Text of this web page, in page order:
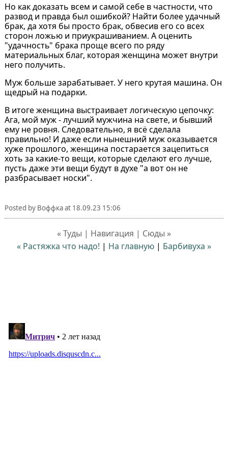
Но как доказать всем и самой себе в частности, что
развод и правда был ошибкой? Найти более удачный
брак, да хотя бы просто брак, обвесив его со всех
сторон ложью и приукрашиванием. А оценить
"удачность" брака проще всего по ряду
материальных благ, которая женщина может внутри
него получить.
Муж больше зарабатывает. У него крутая машина. Он
щедрый на подарки.
В итоге женщина выстраивает логическую цепочку:
Ага, мой муж - лучший мужчина на свете, и бывший
ему не ровня. Следовательно, я всё сделала
правильно! И даже если нынешний муж оказывается
хуже прошлого, женщина постарается зацепиться
хоть за какие-то вещи, которые сделают его лучше,
пусть даже эти вещи будут в духе "а вот он не
разбрасывает носки".
Posted by Воффкаat 18.09.23 15:06
« Туды | Навигация | Сюды »
« Растяжка что надо! | На главную | Барбивуха »